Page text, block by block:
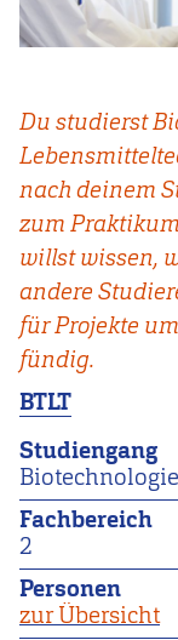
Du studierst
nach deinem
zum
willst wissen,
andere
für Projekte
fündig.
BTLT
Studiengang
Fachbereich
2
Personen
zur Übersicht